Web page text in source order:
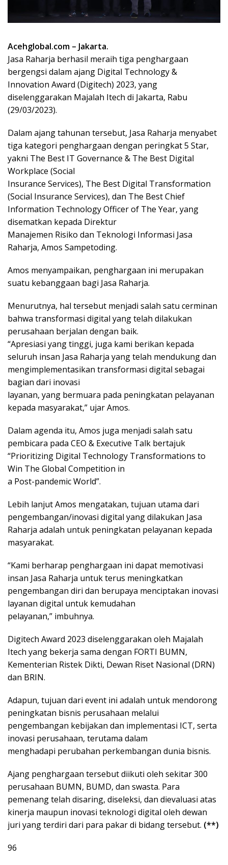
Acehglobal.com – Jakarta.
Jasa Raharja berhasil meraih tiga penghargaan
bergengsi dalam ajang Digital Technology &
Innovation Award (Digitech) 2023, yang
diselenggarakan Majalah Itech di Jakarta, Rabu
(29/03/2023).
Dalam ajang tahunan tersebut, Jasa Raharja menyabet
tiga kategori penghargaan dengan peringkat 5 Star,
yakni The Best IT Governance & The Best Digital
Workplace (Social
Insurance Services), The Best Digital Transformation
(Social Insurance Services), dan The Best Chief
Information Technology Officer of The Year, yang
disematkan kepada Direktur
Manajemen Risiko dan Teknologi Informasi Jasa
Raharja, Amos Sampetoding.
Amos menyampaikan, penghargaan ini merupakan
suatu kebanggaan bagi Jasa Raharja.
Menurutnya, hal tersebut menjadi salah satu cerminan
bahwa transformasi digital yang telah dilakukan
perusahaan berjalan dengan baik.
“Apresiasi yang tinggi, juga kami berikan kepada
seluruh insan Jasa Raharja yang telah mendukung dan
mengimplementasikan transformasi digital sebagai
bagian dari inovasi
layanan, yang bermuara pada peningkatan pelayanan
kepada masyarakat,” ujar Amos.
Dalam agenda itu, Amos juga menjadi salah satu
pembicara pada CEO & Executive Talk bertajuk
“Prioritizing Digital Technology Transformations to
Win The Global Competition in
a Post-pandemic World”.
Lebih lanjut Amos mengatakan, tujuan utama dari
pengembangan/inovasi digital yang dilakukan Jasa
Raharja adalah untuk peningkatan pelayanan kepada
masyarakat.
“Kami berharap penghargaan ini dapat memotivasi
insan Jasa Raharja untuk terus meningkatkan
pengembangan diri dan berupaya menciptakan inovasi
layanan digital untuk kemudahan
pelayanan,” imbuhnya.
Digitech Award 2023 diselenggarakan oleh Majalah
Itech yang bekerja sama dengan FORTI BUMN,
Kementerian Ristek Dikti, Dewan Riset Nasional (DRN)
dan BRIN.
Adapun, tujuan dari event ini adalah untuk mendorong
peningkatan bisnis perusahaan melalui
pengembangan kebijakan dan implementasi ICT, serta
inovasi perusahaan, terutama dalam
menghadapi perubahan perkembangan dunia bisnis.
Ajang penghargaan tersebut diikuti oleh sekitar 300
perusahaan BUMN, BUMD, dan swasta. Para
pemenang telah disaring, diseleksi, dan dievaluasi atas
kinerja maupun inovasi teknologi digital oleh dewan
juri yang terdiri dari para pakar di bidang tersebut. (**)
96